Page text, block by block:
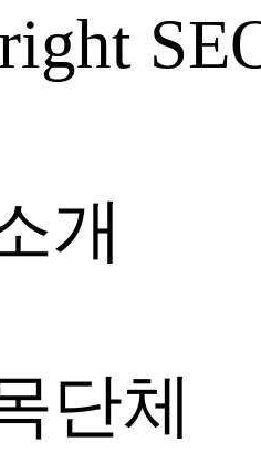
개
단체